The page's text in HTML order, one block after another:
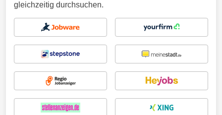
gleichzeitig durchsuchen.